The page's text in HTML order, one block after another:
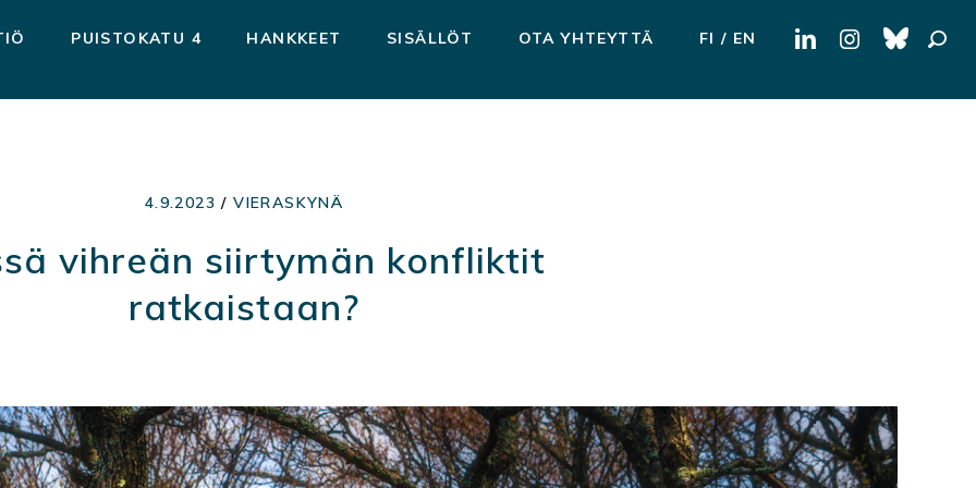
PUISTOKATU 4 HANKKEET SISÄLLÖT OTA YHTEYTTÄ FI EN Haku:
4.9.2023 /VIERASKYNÄ
vihreän siirtymän konfliktit
ratkaistaan?